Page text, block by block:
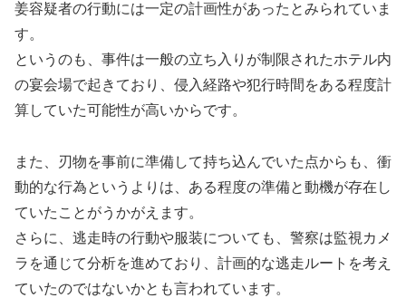
姜容疑者の行動には一定の計画性があったとみられていま
す。
というのも、事件は一般の立ち入りが制限されたホテル内
の宴会場で起きており、侵入経路や犯行時間をある程度計
算していた可能性が高いからです。
また、刃物を事前に準備して持ち込んでいた点からも、衝
動的な行為というよりは、ある程度の準備と動機が存在し
ていたことがうかがえます。
さらに、逃走時の行動や服装についても、警察は監視カメ
ラを通じて分析を進めており、計画的な逃走ルートを考え
ていたのではないかとも言われています。